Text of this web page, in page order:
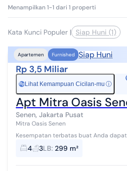
Menampilkan 1-1 dari 1 properti
Kata Kunci Populer | Siap Huni (1)
Apartemen Furnished Siap Huni
Rp 3,5 Miliar
Rp Lihat Kemampuan Cicilan-mu ⓘ
Apt Mitra Oasis
Senen, Jakarta Pusat
Mitra Oasis Senen
Kesempatan terbatas buat Anda
dengan return investasi tinggi di Senen, Jakarta
ini menawarkan keleng...
4 3LB: 299 m²